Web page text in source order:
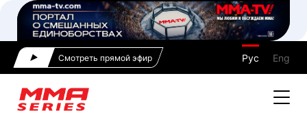
Смотреть прямой эфир Рус Eng